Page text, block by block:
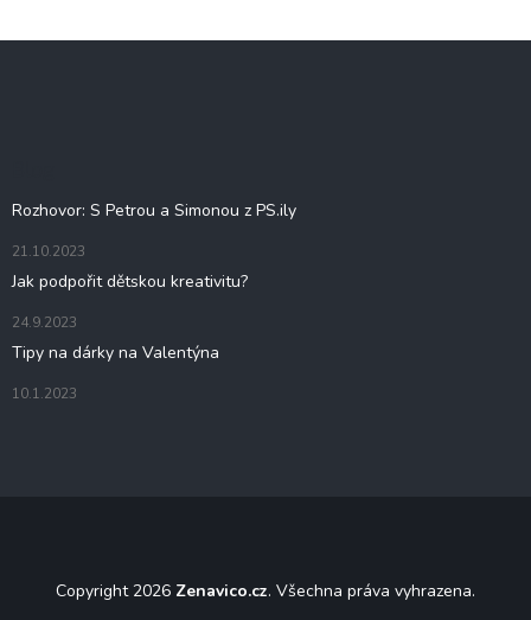
Rozhovor: S Petrou a Simonou z PS.ily
21.10.2023
Jak podpořit dětskou kreativitu?
24.9.2023
Tipy na dárky na Valentýna
10.1.2023
Copyright 2026 Zenavico.cz. Všechna práva vyhrazena.